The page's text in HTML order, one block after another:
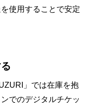
使用することで安定
」では在庫を抱
でのデジタルチケッ